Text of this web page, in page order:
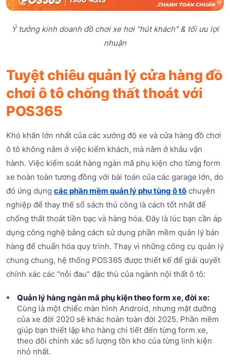
Ý tưởng kinh doanh đồ chơi xe hơi "hút khách" & tối ưu lợi
nhuận
Tuyệt chiêu quản lý cửa hàng đồ
chơi ô tô chống thất thoát với
POS365
Khó khăn lớn nhất của các xưởng độ xe và cửa hàng đồ chơi
ô tô không nằm ở việc kiếm khách, mà nằm ở khâu vận
hành. Việc kiểm soát hàng ngàn mã phụ kiện cho từng form
xe hoàn toàn tương đồng với bài toán của các garage lớn, do
đó ứng dụng các phần mềm quản lý phụ tùng ô tô chuyên
nghiệp để thay thế sổ sách thủ công là cách tốt nhất để
chống thất thoát tiền bạc và hàng hóa. Đây là lúc bạn cần áp
dụng công nghệ bằng cách sử dụng phần mềm quản lý bán
hàng để chuẩn hóa quy trình. Thay vì những công cụ quản lý
chung chung, hệ thống POS365 được thiết kế để giải quyết
chính xác các "nỗi đau" đặc thù của ngành nội thất ô tô:
Quản lý hàng ngàn mã phụ kiện theo form xe, đời xe:
Cùng là một chiếc màn hình Android, nhưng mặt dưỡng
của xe đời 2020 sẽ khác hoàn toàn đời 2025. Phần mềm
giúp bạn thiết lập kho hàng chi tiết đến từng form xe,
theo dõi chính xác số lượng tồn kho của từng linh kiện
nhỏ nhất.